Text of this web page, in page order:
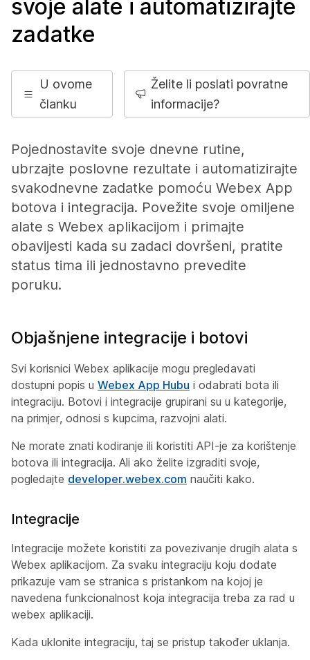
svoje alate i automatizirajte
zadatke
U ovome
članku
Želite li poslati povratne
informacije?
Pojednostavite svoje dnevne rutine,
ubrzajte poslovne rezultate i automatizirajte
svakodnevne zadatke pomoću Webex App
botova i integracija. Povežite svoje omiljene
alate s Webex aplikacijom i primajte
obavijesti kada su zadaci dovršeni, pratite
status tima ili jednostavno prevedite
poruku.
Objašnjene integracije i botovi
Svi korisnici Webex aplikacije mogu pregledavati
dostupni popis u Webex App Hubu i odabrati bota ili
integraciju. Botovi i integracije grupirani su u kategorije,
na primjer, odnosi s kupcima, razvojni alati.
Ne morate znati kodiranje ili koristiti API-je za korištenje
botova ili integracija. Ali ako želite izgraditi svoje,
pogledajte developer.webex.com naučiti kako.
Integracije
Integracije možete koristiti za povezivanje drugih alata s
Webex aplikacijom. Za svaku integraciju koju dodate
prikazuje vam se stranica s pristankom na kojoj je
navedena funkcionalnost koja integracija treba za rad u
webex aplikaciji.
Kada uklonite integraciju, taj se pristup također uklanja.